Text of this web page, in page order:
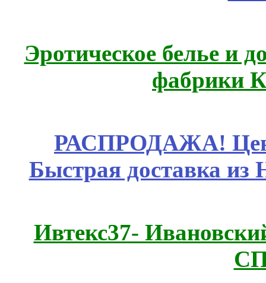
Эротическое белье и
фабрики
РАСПРОДАЖА!
Быстрая доставка из
Ивтекс37-